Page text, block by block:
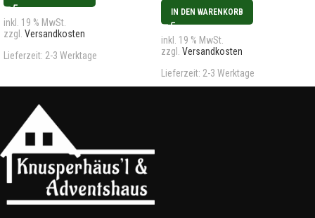
inkl. 19 % MwSt.
zzgl. Versandkosten
Lieferzeit: 2-3 Werktage
IN DEN WARENKORB
inkl. 19 % MwSt.
zzgl. Versandkosten
Lieferzeit: 2-3 Werktage